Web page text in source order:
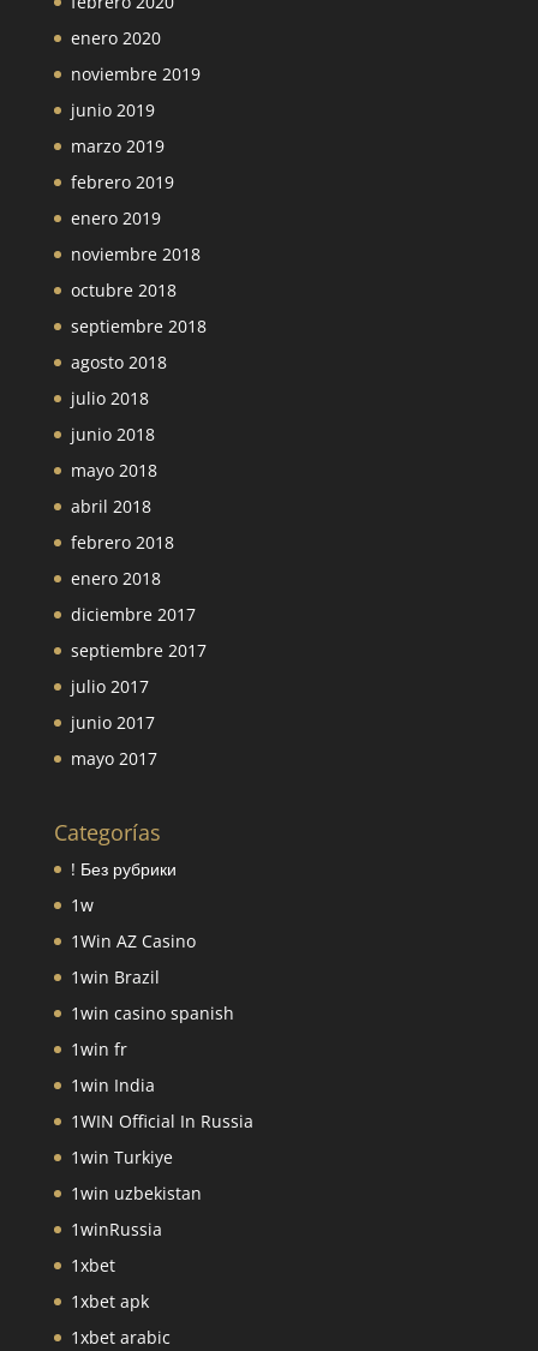
enero 2020
noviembre 2019
junio 2019
marzo 2019
febrero 2019
enero 2019
noviembre 2018
octubre 2018
septiembre 2018
agosto 2018
julio 2018
junio 2018
mayo 2018
abril 2018
febrero 2018
enero 2018
diciembre 2017
septiembre 2017
julio 2017
junio 2017
mayo 2017
Categorías
! Без рубрики
1w
1Win AZ Casino
1win Brazil
1win casino spanish
1win fr
1win India
1WIN Official In Russia
1win Turkiye
1win uzbekistan
1winRussia
1xbet
1xbet apk
1xbet arabic